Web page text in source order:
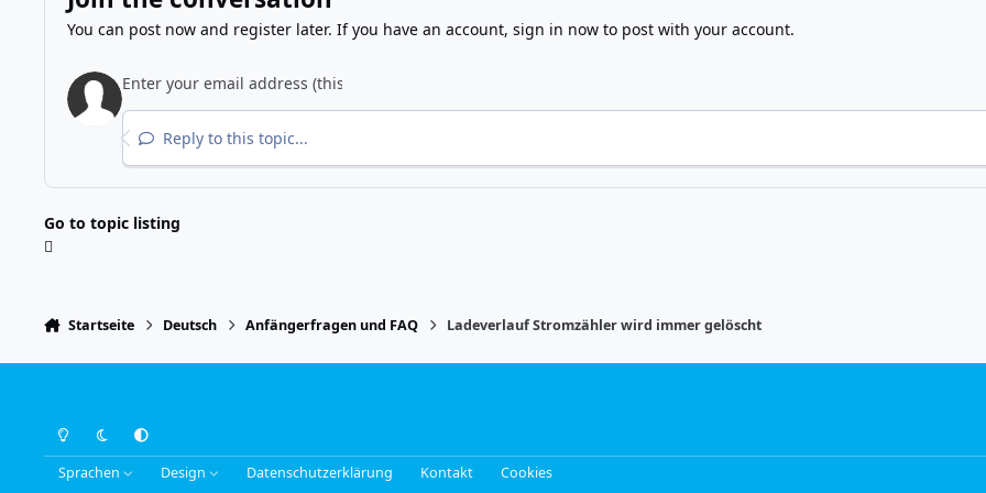
You can post now and register later. If you have an account, sign in nowto post with your account.
Reply to this topic...
Go to topic listing
Startseite Deutsch Anfängerfragen und FAQ Ladeverlauf Stromzähler wird immer gelöscht
Light ModeDark ModeSystem Preference
Sprachen Design Datenschutzerklärung Kontakt Cookies